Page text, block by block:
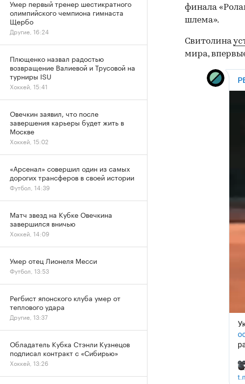
финала
шлема».
Свитолина
мира,
Умер первый тренер шестикратного
олимпийского чемпиона гимнаста
Щербо
Другие, 16:24
Плющенко назвал радостью
возвращение Валиевой и Трусовой на
турниры ISU
Хоккей, 15:41
Овечкин заявил, что после
завершения карьеры будет жить в
Москве
Хоккей, 15:02
«Арсенал» совершил один из самых
дорогих трансферов в своей истории
Футбол, 14:39
Матч звезд на Кубке Овечкина
завершился вничью
Хоккей, 14:09
Умер отец Лионеля Месси
Футбол, 13:53
Регбист японского клуба умер от
теплового удара
Другие, 13:37
Обладатель Кубка Стэнли Кузнецов
подписал контракт с «Сибирью»
Хоккей, 13:26